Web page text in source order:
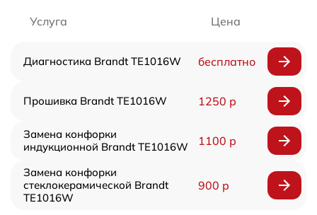
Услуга Цена
Диагностика Brandt TE1016W бесплатно
Прошивка Brandt TE1016W 1250 р
Замена конфорки
индукционной Brandt TE1016W
1100 р
Замена конфорки
стеклокерамической Brandt
TE1016W
900 р